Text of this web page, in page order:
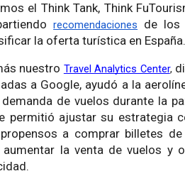
el Think Tank, Think
recomendaciones
de los
la oferta turística en España.
nuestro Travel Analytics Center,
a Google, ayudó a la
de vuelos durante la
permitió ajustar su estrategia
a comprar billetes
aumentar la venta de vuelos y